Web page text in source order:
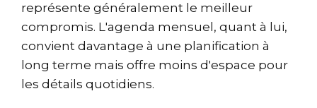
représente généralement le meilleur
compromis. L'agenda mensuel, quant à lui,
convient davantage à une planification à
long terme mais offre moins d'espace pour
les détails quotidiens.